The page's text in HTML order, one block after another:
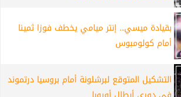
بقيادة ميسي.. إنتر ميامي يخطف فوزا ثمينا
أمام كولومبوس
التشكيل المتوقع لبرشلونة أمام بروسيا درتموند